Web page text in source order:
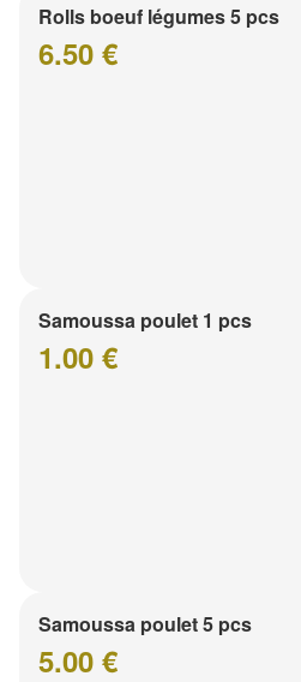
Rolls boeuf légumes 5 pcs
6.50 €
Samoussa poulet 1 pcs
1.00 €
Samoussa poulet 5 pcs
5.00 €